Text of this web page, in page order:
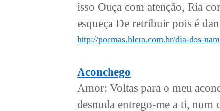
isso Ouça com atenção, Ria
esqueça De retribuir pois é
http://poemas.hlera.com.br/dia-dos-
Aconchego
Amor: Voltas para o meu
desnuda entrego-me a ti, num